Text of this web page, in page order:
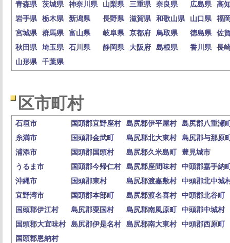
青森県
茨城県 神奈川県 山梨県 三重県 奈良県 広島県
高
岩手県
栃木県 新潟県 長野県 滋賀県 和歌山県 山口県
福
宮城県
群馬県 富山県 岐阜県 京都府 鳥取県 徳島県
佐
秋田県
埼玉県 石川県 静岡県 大阪府 島根県 香川県
長
山形県
千葉県
区市町村
石垣市 国頭郡宜野座村 島尻郡伊平屋村
島尻郡八重瀬
糸満市
国頭郡金武町 島尻郡北大東村
島尻郡与那原
浦添市
国頭郡国頭村 島尻郡久米島町
豊見城市
うるま市
国頭郡今帰仁村 島尻郡座間味村
中頭郡嘉手納
沖縄市
国頭郡東村 島尻郡渡嘉敷村
中頭郡北中城
宜野湾市
国頭郡本部町 島尻郡渡名喜村
中頭郡北谷町
国頭郡伊江村
島尻郡粟国村 島尻郡南風原町
中頭郡中城村
国頭郡大宜味村
島尻郡伊是名村 島尻郡南大東村
中頭郡西原町
国頭郡恩納村